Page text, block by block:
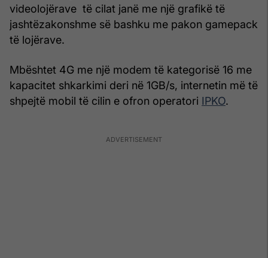
videolojërave të cilat janë me një grafikë të
jashtëzakonshme së bashku me pakon gamepack
të lojërave.
Mbështet 4G me një modem të kategorisë 16 me
kapacitet shkarkimi deri në 1GB/s, internetin më të
shpejtë mobil të cilin e ofron operatori IPKO.